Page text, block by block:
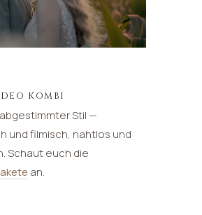
KOMBI
Stil —
und filmisch, nahtlos und
Schaut euch die
an.